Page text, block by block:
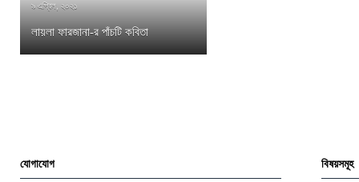
৯ এপ্রিল, ২০২১
লায়লা ফারজানা-র পাঁচটি কবিতা
যোগাযোগ বিষয়সমূহ